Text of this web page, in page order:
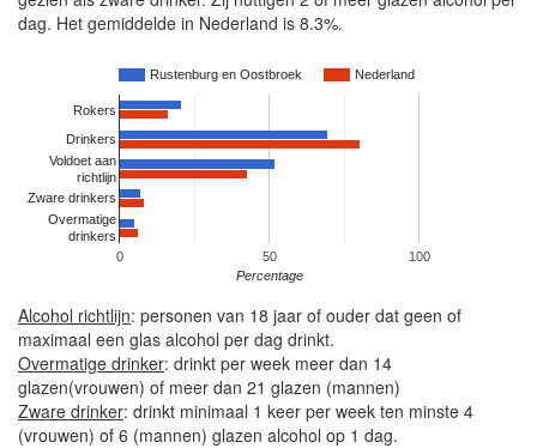
dag. Het gemiddelde in Nederland is 8.3%.
Rustenburg en Oostbroek Nederland
0 50 100
Rokers
Drinkers
Voldoet aan
richtlijn
Zware drinkers
Overmatige
drinkers
Percentage
Alcohol richtlijn: personen van 18 jaar of ouder dat geen of
maximaal een glas alcohol per dag drinkt.
Overmatige drinker: drinkt per week meer dan 14
glazen(vrouwen) of meer dan 21 glazen (mannen)
Zware drinker: drinkt minimaal 1 keer per week ten minste 4
(vrouwen) of 6 (mannen) glazen alcohol op 1 dag.